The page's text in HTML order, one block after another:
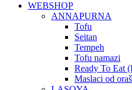
WEBSHOP
ANNAPURNA
Tofu
Seitan
Tempeh
Tofu namazi
Ready To Eat
Maslaci od